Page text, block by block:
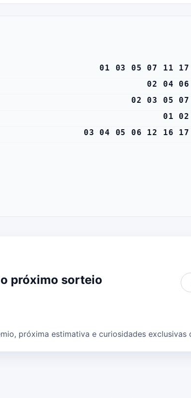
01 03 05 07 11
02 04
02 03 05
01
03 04 05 06 12 16
próximo sorteio
próxima estimativa e curiosidades exclusivas